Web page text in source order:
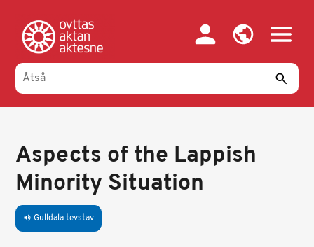
oajvve-
sisadnuj
Aspects of the Lappish
Minority Situation
volume_up Gulldala tevstav